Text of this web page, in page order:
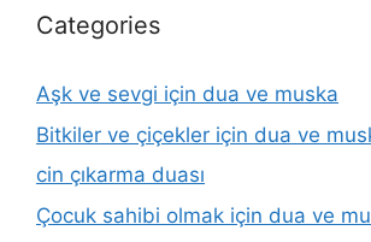
Categories
Aşk ve sevgi için dua ve muska
Bitkiler ve çiçekler için dua ve
cin çıkarma duası
Çocuk sahibi olmak için dua ve